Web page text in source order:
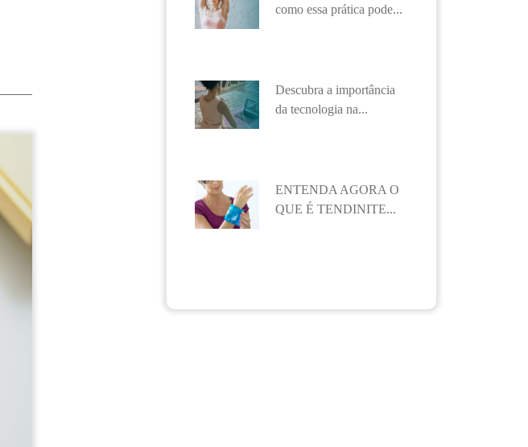
como essa prática pode...
Descubra a importância
da tecnologia na...
ENTENDA AGORA O
QUE É TENDINITE...